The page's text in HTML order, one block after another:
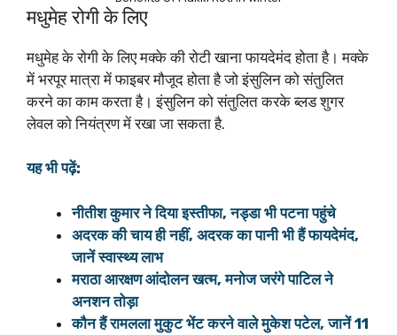
मधुमेह रोगी के लिए
मधुमेह के रोगी के लिए मक्के की रोटी खाना फायदेमंद होता है। मक्के
में भरपूर मात्रा में फाइबर मौजूद होता है जो इंसुलिन को संतुलित
करने का काम करता है। इंसुलिन को संतुलित करके ब्लड शुगर
लेवल को नियंत्रण में रखा जा सकता है.
यह भी पढ़ें:
नीतीश कुमार ने दिया इस्तीफा, नड्डा भी पटना पहुंचे
अदरक की चाय ही नहीं, अदरक का पानी भी हैं फायदेमंद,
जानें स्वास्थ्य लाभ
मराठा आरक्षण आंदोलन खत्म, मनोज जरंगे पाटिल ने
अनशन तोड़ा
कौन हैं रामलला मुकुट भेंट करने वाले मुकेश पटेल, जानें 11